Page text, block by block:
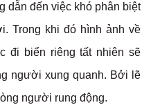
dẫn đến việc khó phân biệt
Trong khi đó hình ảnh về
đi biển riêng tất nhiên sẽ
người xung quanh. Bởi lẽ
người rung động.